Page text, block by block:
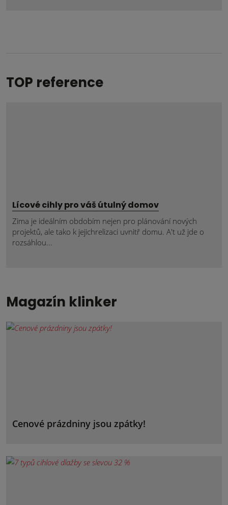
TOP reference
Lícové cihly pro váš útulný domov
Zima je ideálním obdobím nejen pro plánování nových
projektů, ale tako k jejichrelizaci uvnitř domu. A't už jde o
rozsáhlou...
Magazín klinker
Cenové prázdniny jsou zpátky!